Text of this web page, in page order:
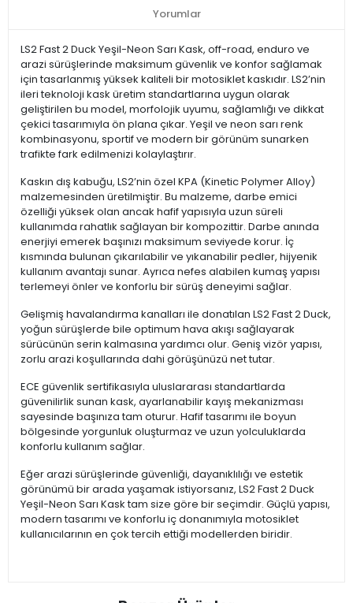
Yorumlar
LS2 Fast 2 Duck Yeşil-Neon Sarı Kask, off-road, enduro ve
arazi sürüşlerinde maksimum güvenlik ve konfor sağlamak
için tasarlanmış yüksek kaliteli bir motosiklet kaskıdır. LS2’nin
ileri teknoloji kask üretim standartlarına uygun olarak
geliştirilen bu model, morfolojik uyumu, sağlamlığı ve dikkat
çekici tasarımıyla ön plana çıkar. Yeşil ve neon sarı renk
kombinasyonu, sportif ve modern bir görünüm sunarken
trafikte fark edilmenizi kolaylaştırır.
Kaskın dış kabuğu, LS2’nin özel KPA (Kinetic Polymer Alloy)
malzemesinden üretilmiştir. Bu malzeme, darbe emici
özelliği yüksek olan ancak hafif yapısıyla uzun süreli
kullanımda rahatlık sağlayan bir kompozittir. Darbe anında
enerjiyi emerek başınızı maksimum seviyede korur. İç
kısmında bulunan çıkarılabilir ve yıkanabilir pedler, hijyenik
kullanım avantajı sunar. Ayrıca nefes alabilen kumaş yapısı
terlemeyi önler ve konforlu bir sürüş deneyimi sağlar.
Gelişmiş havalandırma kanalları ile donatılan LS2 Fast 2 Duck,
yoğun sürüşlerde bile optimum hava akışı sağlayarak
sürücünün serin kalmasına yardımcı olur. Geniş vizör yapısı,
zorlu arazi koşullarında dahi görüşünüzü net tutar.
ECE güvenlik sertifikasıyla uluslararası standartlarda
güvenilirlik sunan kask, ayarlanabilir kayış mekanizması
sayesinde başınıza tam oturur. Hafif tasarımı ile boyun
bölgesinde yorgunluk oluşturmaz ve uzun yolculuklarda
konforlu kullanım sağlar.
Eğer arazi sürüşlerinde güvenliği, dayanıklılığı ve estetik
görünümü bir arada yaşamak istiyorsanız, LS2 Fast 2 Duck
Yeşil-Neon Sarı Kask tam size göre bir seçimdir. Güçlü yapısı,
modern tasarımı ve konforlu iç donanımıyla motosiklet
kullanıcılarının en çok tercih ettiği modellerden biridir.